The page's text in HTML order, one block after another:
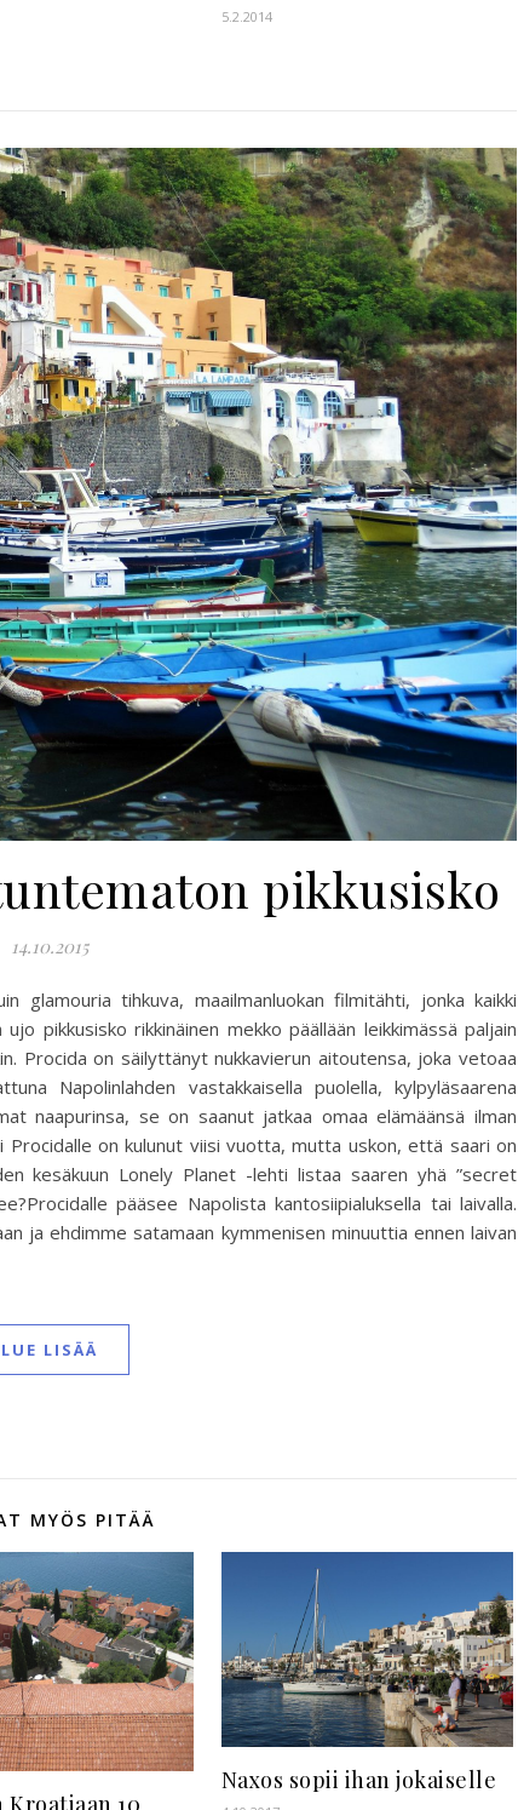
5.2.2014
pikkusisko
14.10.2015
glamouria tihkuva, maailmanluokan filmitähti, jonka kaikki
pikkusisko rikkinäinen mekko päällään leikkimässä paljain
Procida on säilyttänyt nukkavierun aitoutensa, joka vetoaa
Napolinlahden vastakkaisella puolella, kylpyläsaarena
naapurinsa, se on saanut jatkaa omaa elämäänsä ilman
on kulunut viisi vuotta, mutta uskon, että saari on
kesäkuun Lonely Planet -lehti listaa saaren yhä ”secret
pääsee Napolista kantosiipialuksella tai laivalla.
ja ehdimme satamaan kymmenisen minuuttia ennen laivan
LUE LISÄÄ
MYÖS PITÄÄ
Kroatiaan 10
Naxos sopii ihan jokaiselle